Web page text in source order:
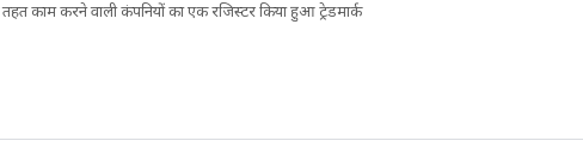
काम करने वाली कंपनियों का एक रजिस्टर किया हुआ ट्रेडमार्क